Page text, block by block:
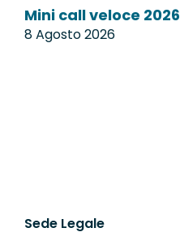
Mini call veloce
8 Agosto 2026
Sede Legale